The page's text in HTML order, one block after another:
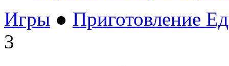
Игры ● Приготовление
3